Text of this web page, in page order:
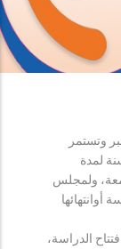
وتستمر
لمدة
ولمجلس
أوانتهائها
الدراسة،